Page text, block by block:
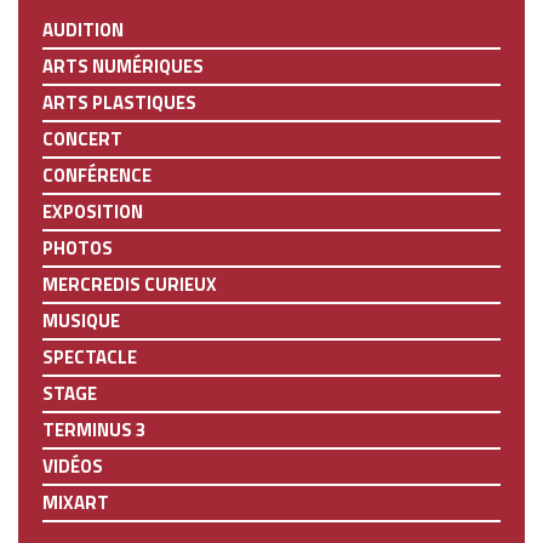
AUDITION
ARTS NUMÉRIQUES
ARTS PLASTIQUES
CONCERT
CONFÉRENCE
EXPOSITION
PHOTOS
MERCREDIS CURIEUX
MUSIQUE
SPECTACLE
STAGE
TERMINUS 3
VIDÉOS
MIXART